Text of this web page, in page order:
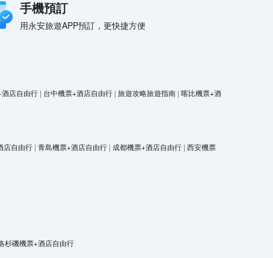
手機預訂
用永安旅遊APP預訂，更快捷方便
店自由行 | 台中機票+酒店自由行 | 旅遊攻略旅遊指南 | 喀比機票+酒
店自由行 | 青島機票+酒店自由行 | 成都機票+酒店自由行 | 西安機票
杉磯機票+酒店自由行